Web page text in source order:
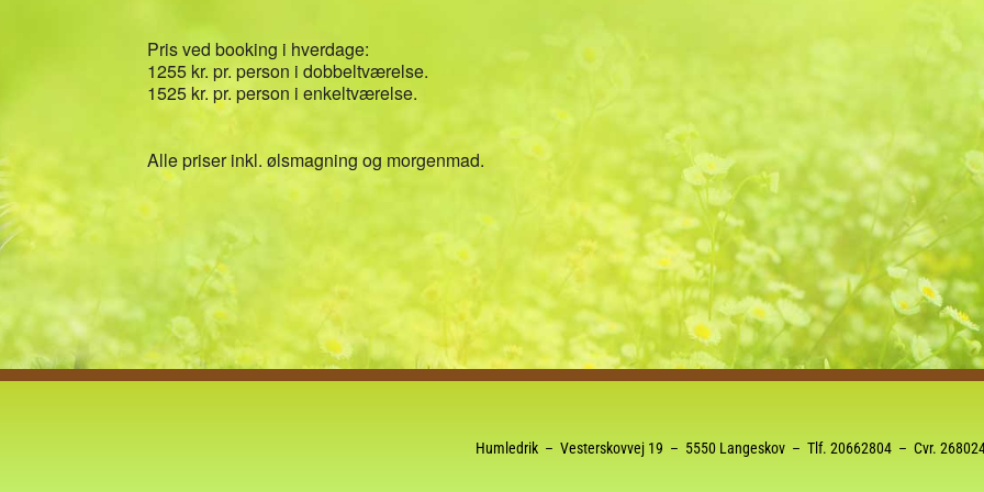
Pris ved booking i hverdage:
1255 kr. pr. person i dobbeltværelse.
1525 kr. pr. person i enkeltværelse.
Alle priser inkl. ølsmagning og morgenmad.
Humledrik – Vesterskovvej 19 – 5550 Langeskov – Tlf. 20662804– Cvr.